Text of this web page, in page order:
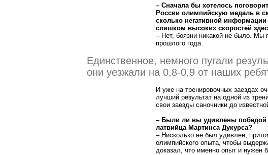
– Сначала бы хотелось
России олимпийскую медаль в
сколько негативной
слишком высоких скоростей
– Нет, боязни никакой не было. Мы
прошлого года.
Единственное, немного пугали
они уезжали на 0,8-0,9 от наших
И уже на тренировочных заездах
лучший результат на одной из
свои заезды саночники до
– Были ли вы удивлены победой
латвийца Мартинса Дукурса?
– Нисколько не был удивлен,
олимпийского опыта, чтобы
доказал, что именно опыт и нужен